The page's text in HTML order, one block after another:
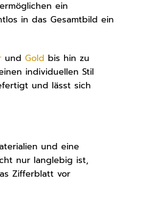
ein
in das Gesamtbild ein
undGold bis hin zu
individuellen Stil
und lässt sich
und eine
nur langlebig ist,
Zifferblatt vor